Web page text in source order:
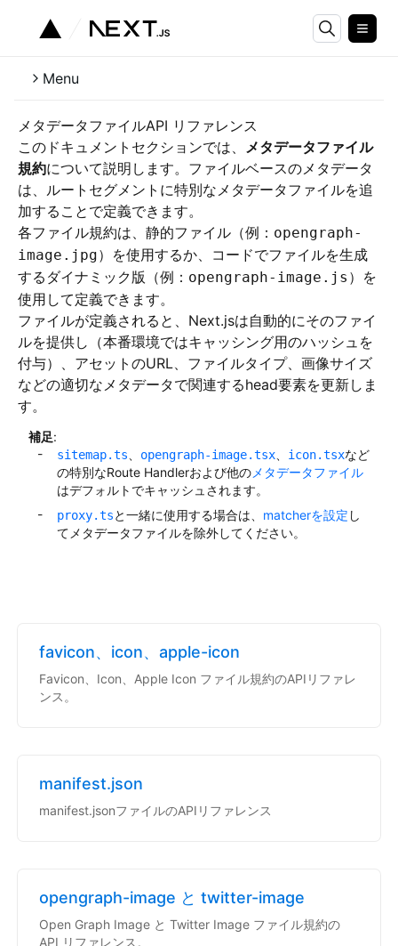
Menu
メタデータファイルAPI リファレンス
このドキュメントセクションでは、 メタデータファイル
規約について説明します。ファイルベースのメタデータ
は、ルートセグメントに特別なメタデータファイルを追
加することで定義できます。
各ファイル規約は、静的ファイル（例： opengraph-
image.jpg）を使用するか、コードでファイルを生成
するダイナミック版（例： opengraph-image.js ）を
使用して定義できます。
ファイルが定義されると、Next.jsは自動的にそのファイ
ルを提供し（本番環境ではキャッシング用のハッシュを
付与）、アセットのURL、ファイルタイプ、画像サイズ
などの適切なメタデータで関連するhead要素を更新しま
す。
補足:
sitemap.ts opengraph-image.tsx icon.tsxなど
の特別なRoute Handlerおよび他の メタデータファイル
はデフォルトでキャッシュされます。
proxy.tsと一緒に使用する場合は、 matcherを設定 し
てメタデータファイルを除外してください。
favicon、icon、apple-icon
Favicon、Icon、Apple Icon ファイル規約のAPIリファレ
ンス。
manifest.json
manifest.jsonファイルのAPIリファレンス
opengraph-image と twitter-image
Open Graph Image と Twitter Image ファイル規約の
API リファレンス。